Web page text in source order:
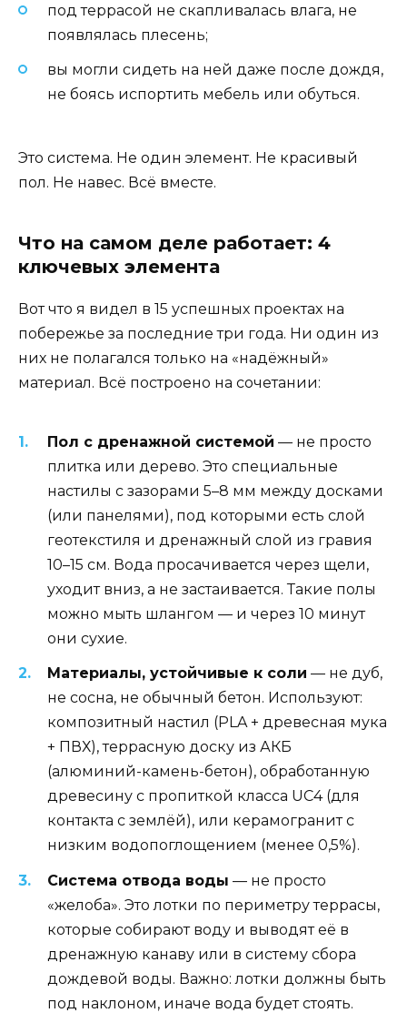
под террасой не скапливалась влага, не
появлялась плесень;
вы могли сидеть на ней даже после дождя,
не боясь испортить мебель или обуться.
Это система. Не один элемент. Не красивый
пол. Не навес. Всё вместе.
Что на самом деле работает: 4
ключевых элемента
Вот что я видел в 15 успешных проектах на
побережье за последние три года. Ни один из
них не полагался только на «надёжный»
материал. Всё построено на сочетании:
Пол с дренажной системой — не просто
плитка или дерево. Это специальные
настилы с зазорами 5–8 мм между досками
(или панелями), под которыми есть слой
геотекстиля и дренажный слой из гравия
10–15 см. Вода просачивается через щели,
уходит вниз, а не застаивается. Такие полы
можно мыть шлангом — и через 10 минут
они сухие.
Материалы, устойчивые к соли — не дуб,
не сосна, не обычный бетон. Используют:
композитный настил (PLA + древесная мука
+ ПВХ), террасную доску из АКБ
(алюминий-камень-бетон), обработанную
древесину с пропиткой класса UC4 (для
контакта с землёй), или керамогранит с
низким водопоглощением (менее 0,5%).
Система отвода воды — не просто
«желоба». Это лотки по периметру террасы,
которые собирают воду и выводят её в
дренажную канаву или в систему сбора
дождевой воды. Важно: лотки должны быть
под наклоном, иначе вода будет стоять.